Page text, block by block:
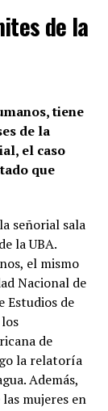
de la
tiene
de la
el caso
que
señorial sala
la UBA.
el mismo
Nacional de
Estudios de
de
la relatoría
Además,
mujeres en